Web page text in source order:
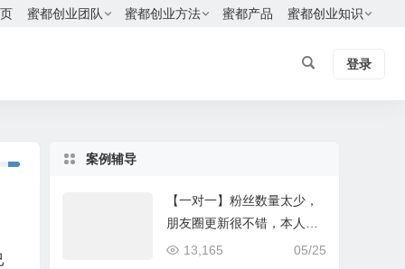
蜜都创业团队 蜜都创业方法 蜜都产品 蜜都创业知识
登录
案例辅导
【一对一】粉丝数量太少，
朋友圈更新很不错，本人亲
自试用产品
05/25
13,165